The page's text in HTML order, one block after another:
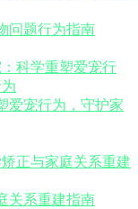
问题行为指南
爱宠行为，守护家
关系重建指南